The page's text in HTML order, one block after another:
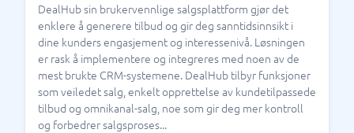
DealHub sin brukervennlige salgsplattform gjør det
enklere å generere tilbud og gir deg sanntidsinnsikt i
dine kunders engasjement og interessenivå. Løsningen
er rask å implementere og integreres med noen av de
mest brukte CRM-systemene. DealHub tilbyr funksjoner
som veiledet salg, enkelt opprettelse av kundetilpassede
tilbud og omnikanal-salg, noe som gir deg mer kontroll
og forbedrer salgsproses...